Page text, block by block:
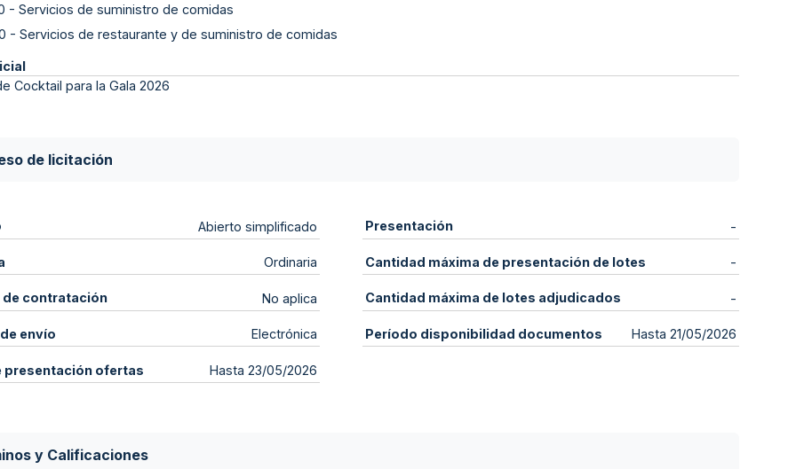
- Servicios de suministro de comidas
- Servicios de restaurante y de suministro de comidas
Cocktail para la Gala 2026
de licitación
Abierto simplificado
Ordinaria
de contratación No aplica
envío Electrónica
presentación ofertas Hasta 23/05/2026
Presentación -
Cantidad máxima de presentación de lotes -
Cantidad máxima de lotes adjudicados -
Período disponibilidad documentos Hasta 21/05/2026
y Calificaciones